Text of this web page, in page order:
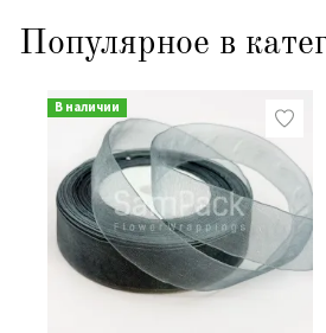
Популярное в
В наличии